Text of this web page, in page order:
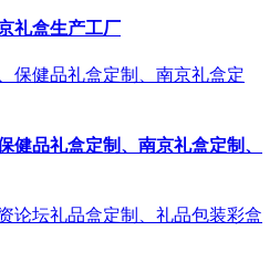
礼盒生产工厂
健品礼盒定制、南京礼盒定制、